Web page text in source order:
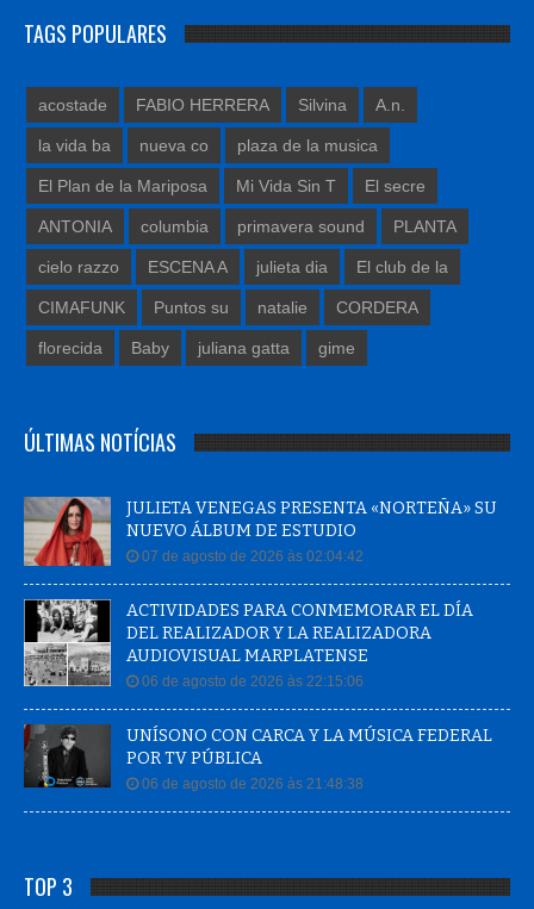
TAGS POPULARES
acostade FABIO HERRERA Silvina A.n.
la vida ba nueva co plaza de la musica
El Plan de la Mariposa Mi Vida Sin T El secre
ANTONIA columbia primavera sound PLANTA
cielo razzo ESCENA A julieta dia El club de la
CIMAFUNK Puntos su natalie CORDERA
florecida Baby juliana gatta gime
ÚLTIMAS NOTÍCIAS
JULIETA VENEGAS PRESENTA «NORTEÑA» SU
NUEVO ÁLBUM DE ESTUDIO
07 de agosto de 2026 às 02:04:42
ACTIVIDADES PARA CONMEMORAR EL DÍA
DEL REALIZADOR Y LA REALIZADORA
AUDIOVISUAL MARPLATENSE
06 de agosto de 2026 às 22:15:06
UNÍSONO CON CARCA Y LA MÚSICA FEDERAL
POR TV PÚBLICA
06 de agosto de 2026 às 21:48:38
TOP 3